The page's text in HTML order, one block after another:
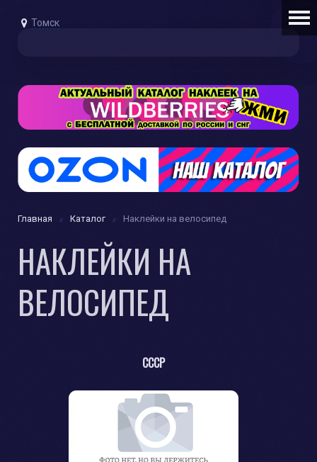
Томск
Главная Каталог Наклейки на велосипед
НАКЛЕЙКИ НА
ВЕЛОСИПЕД
СССР